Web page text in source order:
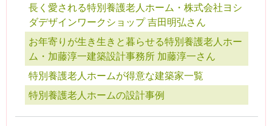
長く愛される特別養護老人ホーム・株式会社ヨシ
ダデザインワークショップ 吉田明弘さん
お年寄りが生き生きと暮らせる特別養護老人ホー
ム・加藤淳一建築設計事務所 加藤淳一さん
特別養護老人ホームが得意な建築家一覧
特別養護老人ホームの設計事例